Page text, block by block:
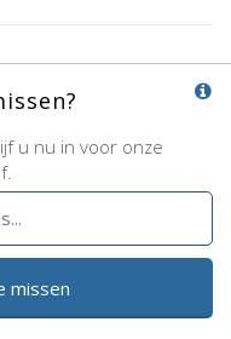
u nu in voor onze
missen